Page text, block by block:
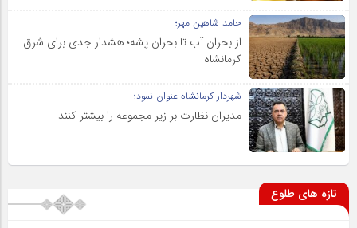
حامد شاهین مهر؛
از بحران آب تا بحران پشه؛ هشدار جدی برای شرق
کرمانشاه
شهردار کرمانشاه عنوان نمود؛
مدیران نظارت بر زیر مجموعه را بیشتر کنند
تازه های طلوع